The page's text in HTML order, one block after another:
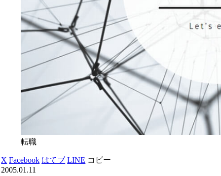
転職
X Facebook はてブ LINE コピー
2005.01.11